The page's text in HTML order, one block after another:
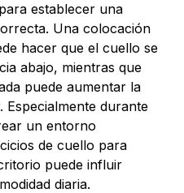
establecer una
Una colocación
hacer que el cuello se
abajo, mientras que
puede aumentar la
durante
un entorno
de cuello para
puede influir
diaria.